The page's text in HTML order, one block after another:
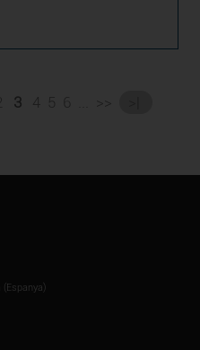
2 3 4 5 >>